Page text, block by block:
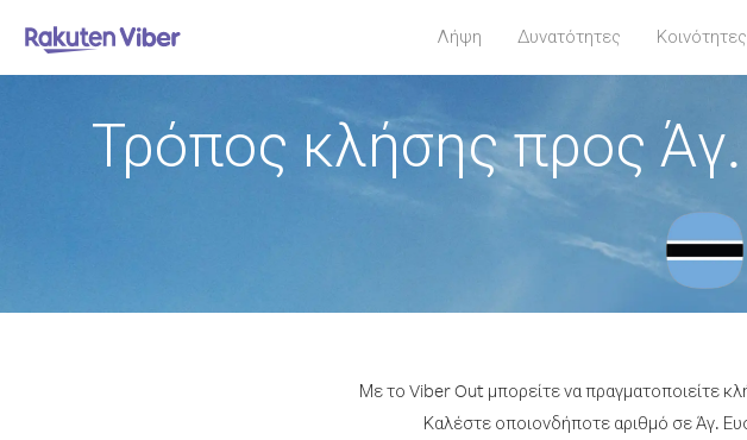
Λήψη Δυνατότητες Κοινότητες
Τρόπος κλήσης προς
Με το Viber Out μπορείτε να πραγματοποιείτε
Καλέστε οποιονδήποτε αριθμό σε Άγ.